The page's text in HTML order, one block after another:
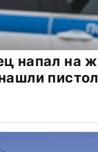
напал на